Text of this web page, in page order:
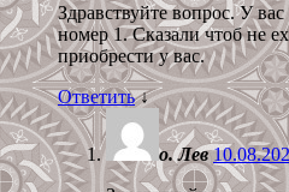
Здравствуйте вопрос. У
номер 1. Сказали чтоб не
приобрести у вас.
Ответить ↓
о. Лев